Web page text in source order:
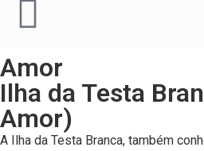
Amor
Ilha da Testa
Amor)
A Ilha da Testa Branca, também